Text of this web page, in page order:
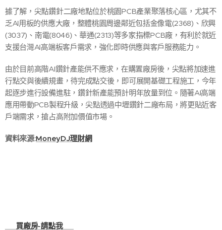
據了解，尖點鑽針二廠地點位於桃園PCB產業聚落核心區，尤其不
乏AI用板的供應大廠，整體桃園周邊鄰近包括金像電(2368)、欣興
(3037)、南電(8046)、華通(2313)等多家指標PCB廠，有利於就近
支援台灣AI高端板客戶需求，強化即時供應與客戶服務能力。
由於目前高階AI鑽針產能供不應求，在購置廠房後，尖點將加速進
行點交與後續規畫，待完成點交後，即可展開基礎工程施工，今年
起逐步進行設備進駐，鑽針新產能預計明年放量到位。隨著AI高端
應用帶動PCB製程升級，尖點透過中壢鑽針二廠布局，將更貼近客
戶端需求，搶占高附加價值市場。
資料來源:MoneyDJ理財網
買廠房-請點我